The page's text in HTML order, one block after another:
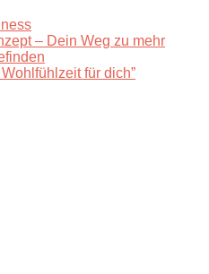
– Dein Weg zu mehr
für dich”